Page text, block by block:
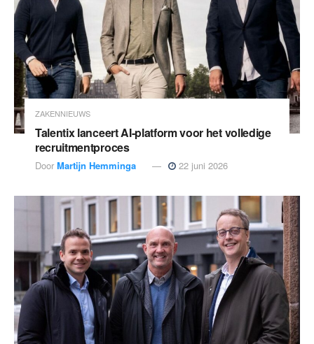
ZAKENNIEUWS
Talentix lanceert AI-platform voor het volledige
recruitmentproces
Door Martijn Hemminga 22 juni 2026